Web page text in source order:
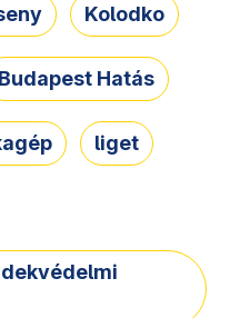
Kolodko
Budapest Hatás
liget